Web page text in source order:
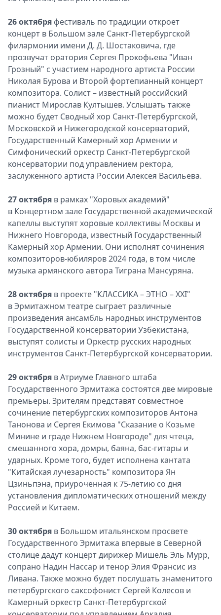
26 октября фестиваль по традиции откроет
концерт в Большом зале Санкт-Петербургской
филармонии имени Д. Д. Шостаковича, где
прозвучат оратория Сергея Прокофьева "Иван
Грозный" с участием народного артиста России
Николая Бурова и Второй фортепианный концерт
композитора. Солист – известный российский
пианист Мирослав Култышев. Услышать также
можно будет Сводный хор Санкт-Петербургской,
Московской и Нижегородской консерваторий,
Государственный Камерный хор Армении и
Симфонический оркестр Санкт-Петербургской
консерватории под управлением ректора,
заслуженного артиста России Алексея Васильева.
27 октября в рамках "Хоровых академий"
в Концертном зале Государственной академической
капеллы выступят хоровые коллективы Москвы и
Нижнего Новгорода, известный Государственный
Камерный хор Армении. Они исполнят сочинения
композиторов-юбиляров 2024 года, в том числе
музыка армянского автора Тиграна Мансуряна.
28 октября в проекте "КЛАССИКА – ЭТНО – XXI"
в Эрмитажном театре сыграет различные
произведения ансамбль народных инструментов
Государственной консерватории Узбекистана,
выступят солисты и Оркестр русских народных
инструментов Санкт-Петербургской консерватории.
29 октября в Атриуме Главного штаба
Государственного Эрмитажа состоятся две мировые
премьеры. Зрителям представят совместное
сочинение петербургских композиторов Антона
Танонова и Сергея Екимова "Сказание о Козьме
Минине и граде Нижнем Новгороде" для чтеца,
смешанного хора, домры, баяна, бас-гитары и
ударных. Кроме того, будет исполнена кантата
"Китайская лучезарность" композитора Ян
Цзиньпэна, приуроченная к 75-летию со дня
установления дипломатических отношений между
Россией и Китаем.
30 октября в Большом итальянском просвете
Государственного Эрмитажа впервые в Северной
столице дадут концерт дирижер Мишель Эль Мурр,
сопрано Надин Нассар и тенор Элия Франсис из
Ливана. Также можно будет послушать знаменитого
петербургского саксофонист Сергей Колесов и
Камерный оркестр Санкт-Петербургской